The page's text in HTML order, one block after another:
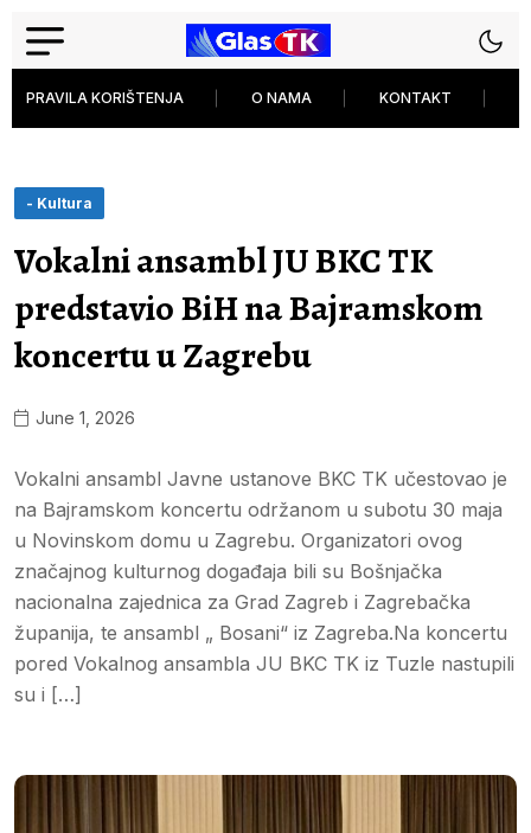
PRAVILA KORIŠTENJA O NAMA KONTAKT
- Kultura
Vokalni ansambl JU BKC TK
predstavio BiH na Bajramskom
koncertu u Zagrebu
June 1, 2026
Vokalni ansambl Javne ustanove BKC TK učestovao je
na Bajramskom koncertu održanom u subotu 30 maja
u Novinskom domu u Zagrebu. Organizatori ovog
značajnog kulturnog događaja bili su Bošnjačka
nacionalna zajednica za Grad Zagreb i Zagrebačka
županija, te ansambl „ Bosani“ iz Zagreba.Na koncertu
pored Vokalnog ansambla JU BKC TK iz Tuzle nastupili
su i […]